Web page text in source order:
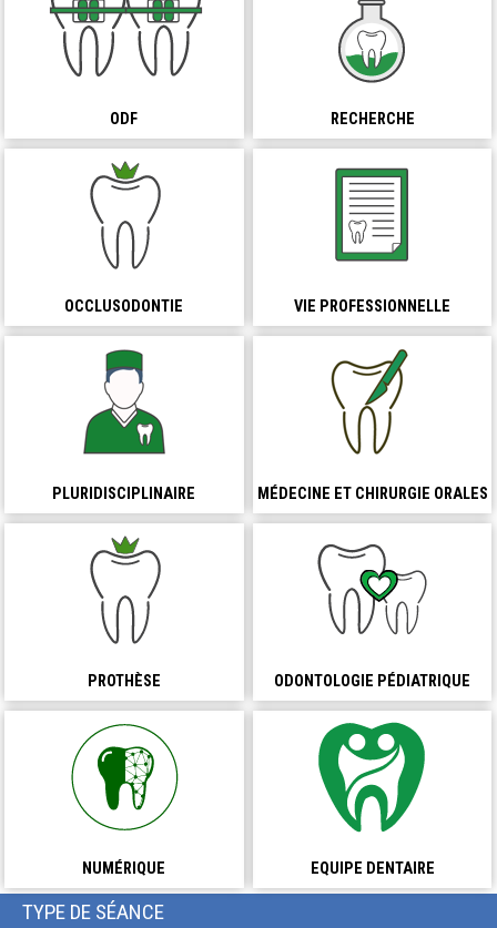
ODF RECHERCHE
OCCLUSODONTIE VIE PROFESSIONNELLE
PLURIDISCIPLINAIRE MÉDECINE ET CHIRURGIE ORALES
PROTHÈSE ODONTOLOGIE PÉDIATRIQUE
NUMÉRIQUE EQUIPE DENTAIRE
TYPE DE SÉANCE